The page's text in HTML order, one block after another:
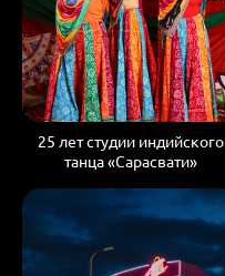
25 лет студии индийского
танца «Сарасвати»